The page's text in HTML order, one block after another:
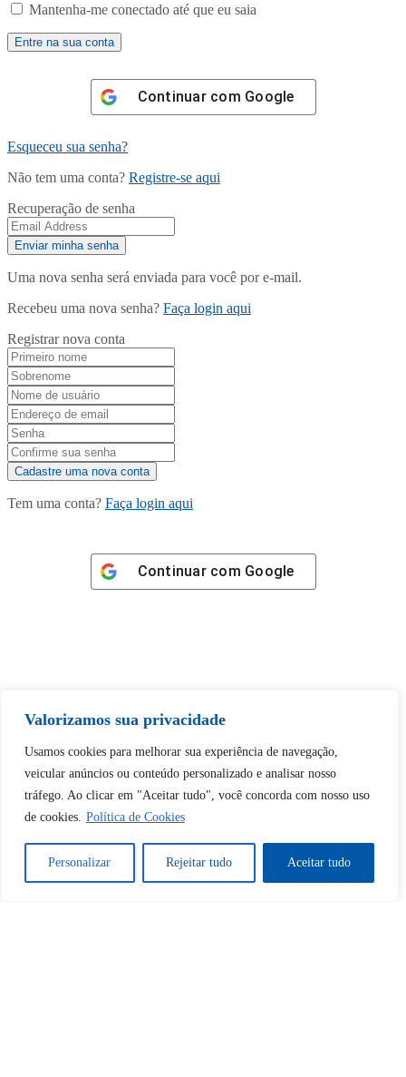
Valorizamos sua privacidade
Usamos cookies para melhorar sua experiência de navegação,
veicular anúncios ou conteúdo personalizado e analisar nosso
tráfego. Ao clicar em "Aceitar tudo", você concorda com nosso uso
de cookies. Política de Cookies
Personalizar Rejeitar tudo Aceitar tudo
Mantenha-me conectado até que eu saia
Continuar com Google
Esqueceu sua senha?
Não tem uma conta? Registre-se aqui
Recuperação de senha
Uma nova senha será enviada para você por e-mail.
Recebeu uma nova senha? Faça login aqui
Registrar nova conta
Tem uma conta? Faça login aqui
Continuar com Google
desbloquear esta publicação?
Desbloquear esquerda : 0
Sim